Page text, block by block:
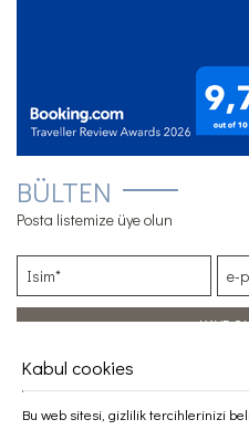
BÜLTEN
Posta listemize üye olun
EXPLORE
Konum
Kabul cookies
Bu web sitesi, gizlilik tercihlerinizi